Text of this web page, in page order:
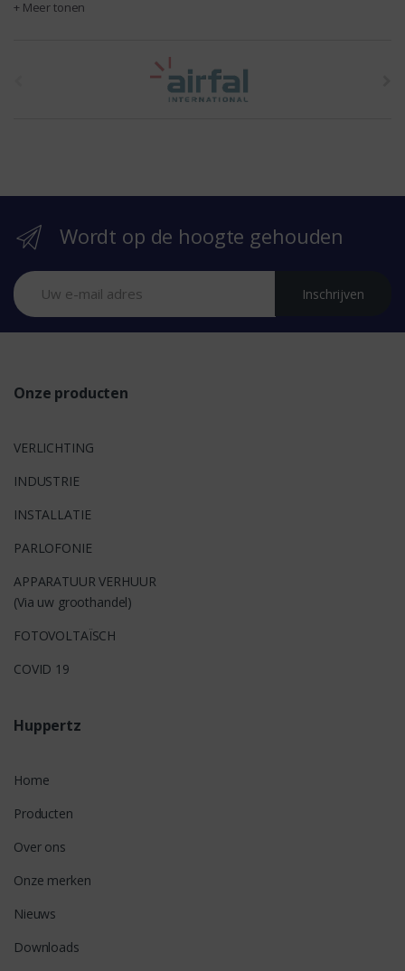
+ Meer tonen
r
Wordt op de hoogte gehouden
Inschrijven
Onze producten
VERLICHTING
INDUSTRIE
INSTALLATIE
PARLOFONIE
APPARATUUR VERHUUR
(Via uw groothandel)
FOTOVOLTAÏSCH
COVID 19
Huppertz
Home
Producten
Over ons
Onze merken
Nieuws
Downloads